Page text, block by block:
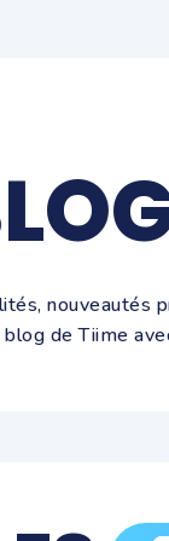
nouveautés
de Tiime